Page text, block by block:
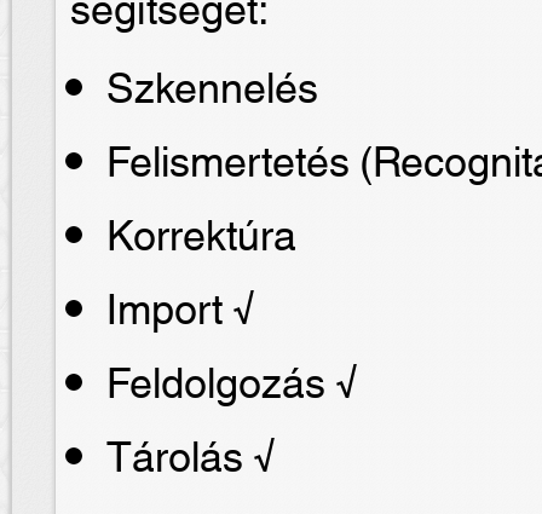
Szkennelés
Felismertetés
Korrektúra
Import √
Feldolgozás √
Tárolás √